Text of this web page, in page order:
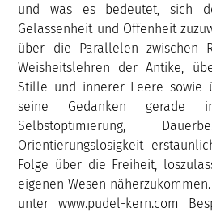
und was es bedeutet, sich
Gelassenheit und Offenheit
über die Parallelen zwischen
Weisheitslehren der Antike,
Stille und innerer Leere sowie
seine Gedanken
Selbstoptimierung,
Orientierungslosigkeit
Folge über die Freiheit,
eigenen Wesen
unter www.pudel-kern.com